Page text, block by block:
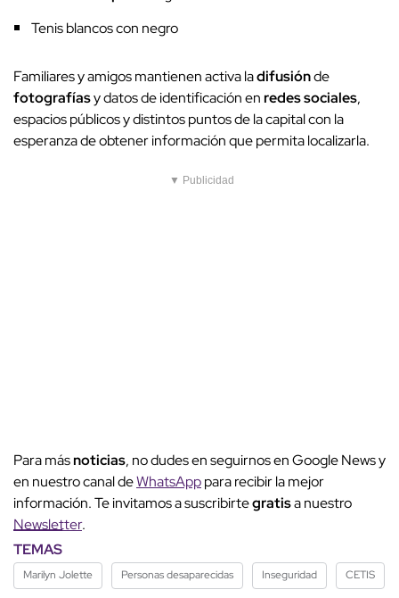
Tenis blancos con negro
Familiares y amigos mantienen activa ladifusiónde
fotografíasy datos de identificación enredes sociales,
espacios públicos y distintos puntos de la capital con la
esperanza de obtener información que permita localizarla.
▼ Publicidad
Para másnoticias, no dudes en seguirnos en Google News y
en nuestro canal deWhatsApppara recibir la mejor
información. Te invitamos a suscribirtegratisa nuestro
Newsletter.
TEMAS
Marilyn Jolette Personas desaparecidas Inseguridad CETIS